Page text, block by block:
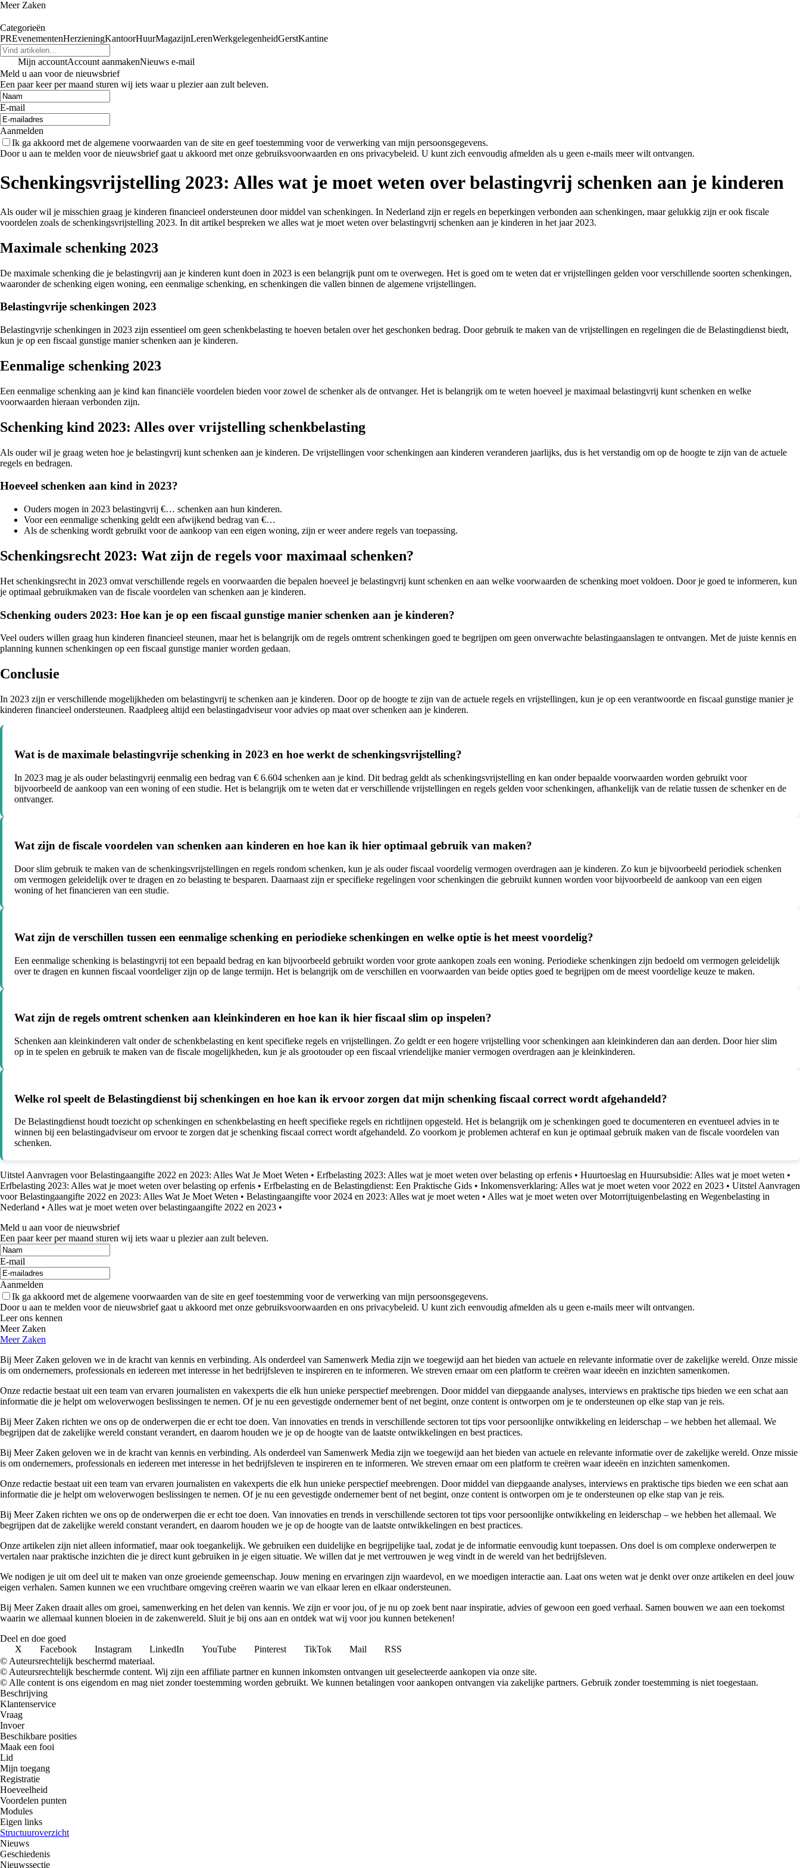
Meer Zaken
Categorieën
PREvenementenHerzieningKantoorHuurMagazijnLerenWerkgelegenheidGerstKantine
Mijn accountAccount aanmakenNieuws e-mail
Meld u aan voor de nieuwsbrief
Een paar keer per maand sturen wij iets waar u plezier aan zult beleven.
E-mail
Aanmelden
Ik ga akkoord met de algemene voorwaarden van de site en geef toestemming voor de verwerking van mijn persoonsgegevens.
Door u aan te melden voor de nieuwsbrief gaat u akkoord met onze gebruiksvoorwaarden en ons privacybeleid. U kunt zich eenvoudig afmelden als u geen e-mails meer wilt ontvangen.
Schenkingsvrijstelling 2023: Alles wat je moet weten over belastingvrij schenken aan je kinderen
Als ouder wil je misschien graag je kinderen financieel ondersteunen door middel van schenkingen. In Nederland zijn er regels en beperkingen verbonden aan schenkingen, maar gelukkig zijn er ook fiscale
voordelen zoals de schenkingsvrijstelling 2023. In dit artikel bespreken we alles wat je moet weten over belastingvrij schenken aan je kinderen in het jaar 2023.
Maximale schenking 2023
De maximale schenking die je belastingvrij aan je kinderen kunt doen in 2023 is een belangrijk punt om te overwegen. Het is goed om te weten dat er vrijstellingen gelden voor verschillende soorten schenkingen,
waaronder de schenking eigen woning, een eenmalige schenking, en schenkingen die vallen binnen de algemene vrijstellingen.
Belastingvrije schenkingen 2023
Belastingvrije schenkingen in 2023 zijn essentieel om geen schenkbelasting te hoeven betalen over het geschonken bedrag. Door gebruik te maken van de vrijstellingen en regelingen die de Belastingdienst biedt,
kun je op een fiscaal gunstige manier schenken aan je kinderen.
Eenmalige schenking 2023
Een eenmalige schenking aan je kind kan financiële voordelen bieden voor zowel de schenker als de ontvanger. Het is belangrijk om te weten hoeveel je maximaal belastingvrij kunt schenken en welke
voorwaarden hieraan verbonden zijn.
Schenking kind 2023: Alles over vrijstelling schenkbelasting
Als ouder wil je graag weten hoe je belastingvrij kunt schenken aan je kinderen. De vrijstellingen voor schenkingen aan kinderen veranderen jaarlijks, dus is het verstandig om op de hoogte te zijn van de actuele
regels en bedragen.
Hoeveel schenken aan kind in 2023?
Ouders mogen in 2023 belastingvrij €… schenken aan hun kinderen.
Voor een eenmalige schenking geldt een afwijkend bedrag van €…
Als de schenking wordt gebruikt voor de aankoop van een eigen woning, zijn er weer andere regels van toepassing.
Schenkingsrecht 2023: Wat zijn de regels voor maximaal schenken?
Het schenkingsrecht in 2023 omvat verschillende regels en voorwaarden die bepalen hoeveel je belastingvrij kunt schenken en aan welke voorwaarden de schenking moet voldoen. Door je goed te informeren, kun
je optimaal gebruikmaken van de fiscale voordelen van schenken aan je kinderen.
Schenking ouders 2023: Hoe kan je op een fiscaal gunstige manier schenken aan je kinderen?
Veel ouders willen graag hun kinderen financieel steunen, maar het is belangrijk om de regels omtrent schenkingen goed te begrijpen om geen onverwachte belastingaanslagen te ontvangen. Met de juiste kennis en
planning kunnen schenkingen op een fiscaal gunstige manier worden gedaan.
Conclusie
In 2023 zijn er verschillende mogelijkheden om belastingvrij te schenken aan je kinderen. Door op de hoogte te zijn van de actuele regels en vrijstellingen, kun je op een verantwoorde en fiscaal gunstige manier je
kinderen financieel ondersteunen. Raadpleeg altijd een belastingadviseur voor advies op maat over schenken aan je kinderen.
Wat is de maximale belastingvrije schenking in 2023 en hoe werkt de schenkingsvrijstelling?
In 2023 mag je als ouder belastingvrij eenmalig een bedrag van € 6.604 schenken aan je kind. Dit bedrag geldt als schenkingsvrijstelling en kan onder bepaalde voorwaarden worden gebruikt voor
bijvoorbeeld de aankoop van een woning of een studie. Het is belangrijk om te weten dat er verschillende vrijstellingen en regels gelden voor schenkingen, afhankelijk van de relatie tussen de schenker en de
ontvanger.
Wat zijn de fiscale voordelen van schenken aan kinderen en hoe kan ik hier optimaal gebruik van maken?
Door slim gebruik te maken van de schenkingsvrijstellingen en regels rondom schenken, kun je als ouder fiscaal voordelig vermogen overdragen aan je kinderen. Zo kun je bijvoorbeeld periodiek schenken
om vermogen geleidelijk over te dragen en zo belasting te besparen. Daarnaast zijn er specifieke regelingen voor schenkingen die gebruikt kunnen worden voor bijvoorbeeld de aankoop van een eigen
woning of het financieren van een studie.
Wat zijn de verschillen tussen een eenmalige schenking en periodieke schenkingen en welke optie is het meest voordelig?
Een eenmalige schenking is belastingvrij tot een bepaald bedrag en kan bijvoorbeeld gebruikt worden voor grote aankopen zoals een woning. Periodieke schenkingen zijn bedoeld om vermogen geleidelijk
over te dragen en kunnen fiscaal voordeliger zijn op de lange termijn. Het is belangrijk om de verschillen en voorwaarden van beide opties goed te begrijpen om de meest voordelige keuze te maken.
Wat zijn de regels omtrent schenken aan kleinkinderen en hoe kan ik hier fiscaal slim op inspelen?
Schenken aan kleinkinderen valt onder de schenkbelasting en kent specifieke regels en vrijstellingen. Zo geldt er een hogere vrijstelling voor schenkingen aan kleinkinderen dan aan derden. Door hier slim
op in te spelen en gebruik te maken van de fiscale mogelijkheden, kun je als grootouder op een fiscaal vriendelijke manier vermogen overdragen aan je kleinkinderen.
Welke rol speelt de Belastingdienst bij schenkingen en hoe kan ik ervoor zorgen dat mijn schenking fiscaal correct wordt afgehandeld?
De Belastingdienst houdt toezicht op schenkingen en schenkbelasting en heeft specifieke regels en richtlijnen opgesteld. Het is belangrijk om je schenkingen goed te documenteren en eventueel advies in te
winnen bij een belastingadviseur om ervoor te zorgen dat je schenking fiscaal correct wordt afgehandeld. Zo voorkom je problemen achteraf en kun je optimaal gebruik maken van de fiscale voordelen van
schenken.
Uitstel Aanvragen voor Belastingaangifte 2022 en 2023: Alles Wat Je Moet Weten • Erfbelasting 2023: Alles wat je moet weten over belasting op erfenis • Huurtoeslag en Huursubsidie: Alles wat je moet weten •
Erfbelasting 2023: Alles wat je moet weten over belasting op erfenis • Erfbelasting en de Belastingdienst: Een Praktische Gids • Inkomensverklaring: Alles wat je moet weten voor 2022 en 2023 • Uitstel Aanvragen
voor Belastingaangifte 2022 en 2023: Alles Wat Je Moet Weten • Belastingaangifte voor 2024 en 2023: Alles wat je moet weten • Alles wat je moet weten over Motorrijtuigenbelasting en Wegenbelasting in
Nederland • Alles wat je moet weten over belastingaangifte 2022 en 2023 •
Meld u aan voor de nieuwsbrief
Een paar keer per maand sturen wij iets waar u plezier aan zult beleven.
E-mail
Aanmelden
Ik ga akkoord met de algemene voorwaarden van de site en geef toestemming voor de verwerking van mijn persoonsgegevens.
Door u aan te melden voor de nieuwsbrief gaat u akkoord met onze gebruiksvoorwaarden en ons privacybeleid. U kunt zich eenvoudig afmelden als u geen e-mails meer wilt ontvangen.
Leer ons kennen
Meer Zaken
Meer Zaken
Bij Meer Zaken geloven we in de kracht van kennis en verbinding. Als onderdeel van Samenwerk Media zijn we toegewijd aan het bieden van actuele en relevante informatie over de zakelijke wereld. Onze missie
is om ondernemers, professionals en iedereen met interesse in het bedrijfsleven te inspireren en te informeren. We streven ernaar om een platform te creëren waar ideeën en inzichten samenkomen.
Onze redactie bestaat uit een team van ervaren journalisten en vakexperts die elk hun unieke perspectief meebrengen. Door middel van diepgaande analyses, interviews en praktische tips bieden we een schat aan
informatie die je helpt om weloverwogen beslissingen te nemen. Of je nu een gevestigde ondernemer bent of net begint, onze content is ontworpen om je te ondersteunen op elke stap van je reis.
Bij Meer Zaken richten we ons op de onderwerpen die er echt toe doen. Van innovaties en trends in verschillende sectoren tot tips voor persoonlijke ontwikkeling en leiderschap – we hebben het allemaal. We
begrijpen dat de zakelijke wereld constant verandert, en daarom houden we je op de hoogte van de laatste ontwikkelingen en best practices.
Bij Meer Zaken geloven we in de kracht van kennis en verbinding. Als onderdeel van Samenwerk Media zijn we toegewijd aan het bieden van actuele en relevante informatie over de zakelijke wereld. Onze missie
is om ondernemers, professionals en iedereen met interesse in het bedrijfsleven te inspireren en te informeren. We streven ernaar om een platform te creëren waar ideeën en inzichten samenkomen.
Onze redactie bestaat uit een team van ervaren journalisten en vakexperts die elk hun unieke perspectief meebrengen. Door middel van diepgaande analyses, interviews en praktische tips bieden we een schat aan
informatie die je helpt om weloverwogen beslissingen te nemen. Of je nu een gevestigde ondernemer bent of net begint, onze content is ontworpen om je te ondersteunen op elke stap van je reis.
Bij Meer Zaken richten we ons op de onderwerpen die er echt toe doen. Van innovaties en trends in verschillende sectoren tot tips voor persoonlijke ontwikkeling en leiderschap – we hebben het allemaal. We
begrijpen dat de zakelijke wereld constant verandert, en daarom houden we je op de hoogte van de laatste ontwikkelingen en best practices.
Onze artikelen zijn niet alleen informatief, maar ook toegankelijk. We gebruiken een duidelijke en begrijpelijke taal, zodat je de informatie eenvoudig kunt toepassen. Ons doel is om complexe onderwerpen te
vertalen naar praktische inzichten die je direct kunt gebruiken in je eigen situatie. We willen dat je met vertrouwen je weg vindt in de wereld van het bedrijfsleven.
We nodigen je uit om deel uit te maken van onze groeiende gemeenschap. Jouw mening en ervaringen zijn waardevol, en we moedigen interactie aan. Laat ons weten wat je denkt over onze artikelen en deel jouw
eigen verhalen. Samen kunnen we een vruchtbare omgeving creëren waarin we van elkaar leren en elkaar ondersteunen.
Bij Meer Zaken draait alles om groei, samenwerking en het delen van kennis. We zijn er voor jou, of je nu op zoek bent naar inspiratie, advies of gewoon een goed verhaal. Samen bouwen we aan een toekomst
waarin we allemaal kunnen bloeien in de zakenwereld. Sluit je bij ons aan en ontdek wat wij voor jou kunnen betekenen!
Deel en doe goed
X
Facebook Instagram LinkedIn YouTube Pinterest TikTok Mail
RSS
© Auteursrechtelijk beschermd materiaal.
© Auteursrechtelijk beschermde content. Wij zijn een affiliate partner en kunnen inkomsten ontvangen uit geselecteerde aankopen via onze site.
© Alle content is ons eigendom en mag niet zonder toestemming worden gebruikt. We kunnen betalingen voor aankopen ontvangen via zakelijke partners. Gebruik zonder toestemming is niet toegestaan.
Beschrijving
Klantenservice
Vraag
Invoer
Beschikbare posities
Maak een fooi
Lid
Mijn toegang
Registratie
Hoeveelheid
Voordelen punten
Modules
Eigen links
Structuuroverzicht
Nieuws
Geschiedenis
Nieuwssectie